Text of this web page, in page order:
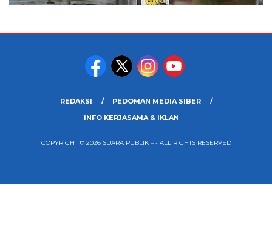
REDAKSI
PEDOMAN MEDIA SIBER
INFO KERJASAMA & IKLAN
COPYRIGHT © 2026 SUARA PUBLIK – - ALL RIGHTS RESERVED